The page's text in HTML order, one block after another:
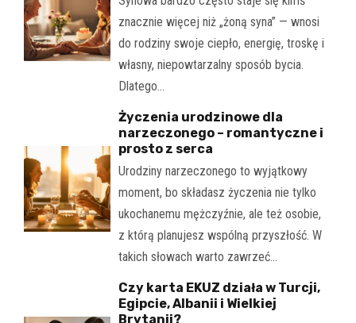
znacznie więcej niż „żoną syna” — wnosi
do rodziny swoje ciepło, energię, troskę i
własny, niepowtarzalny sposób bycia.
Dlatego…
Życzenia urodzinowe dla
narzeczonego – romantyczne i
prosto z serca
Urodziny narzeczonego to wyjątkowy
moment, bo składasz życzenia nie tylko
ukochanemu mężczyźnie, ale też osobie,
z którą planujesz wspólną przyszłość. W
takich słowach warto zawrzeć…
Czy karta EKUZ działa w Turcji,
Egipcie, Albanii i Wielkiej
Brytanii?